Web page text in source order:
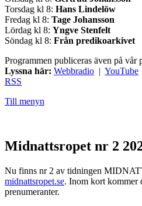
Torsdag kl 8: Hans Lindelöw
Fredag kl 8: Tage Johansson
Lördag kl 8: Yngve Stenfelt
Söndag kl 8: Från predikoarkivet
Programmen publiceras även på vår
Lyssna här: Webbradio | YouTube
RSS
Till menyn
Midnattsropet nr 2
Nu finns nr 2 av tidningen
midnattsropet.se. Inom kort kommer
prenumeranter.